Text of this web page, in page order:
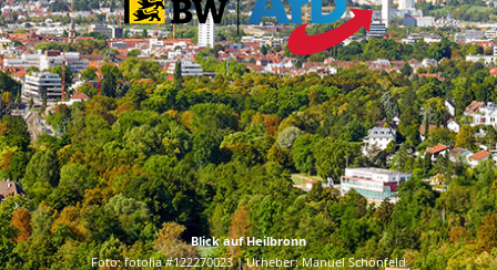
Blick auf Heilbronn
Foto: fotolia #122270023 | Urheber: Manuel Schönfeld